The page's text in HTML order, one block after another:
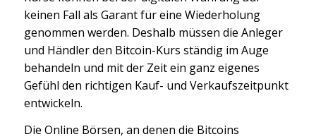
keinen Fall als Garant für eine Wiederholung
genommen werden. Deshalb müssen die Anleger
und Händler den Bitcoin-Kurs ständig im Auge
behandeln und mit der Zeit ein ganz eigenes
Gefühl den richtigen Kauf- und Verkaufszeitpunkt
entwickeln.
Die Online Börsen, an denen die Bitcoins